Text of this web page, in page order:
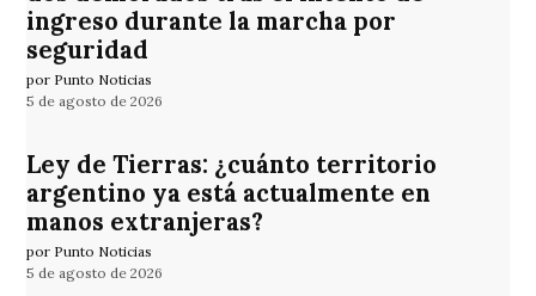
ingreso durante la marcha por
seguridad
por Punto Noticias
5 de agosto de 2026
Ley de Tierras: ¿cuánto territorio
argentino ya está actualmente en
manos extranjeras?
por Punto Noticias
5 de agosto de 2026